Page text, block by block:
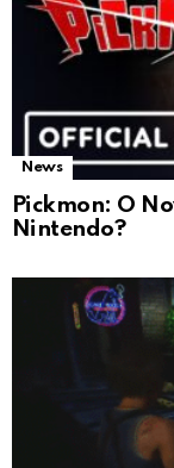
News
Pickmon: O
Nintendo?